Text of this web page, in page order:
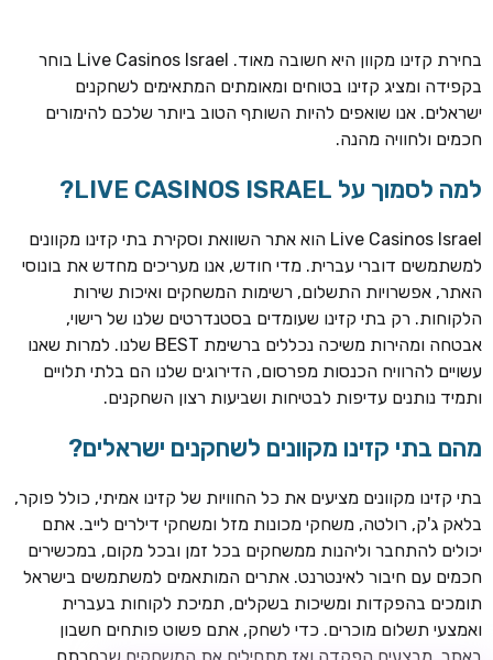
חבילת קבלת פנים: בונוס 100% עד 300€ + 100 ספיני בונוס על
ההפקדה הראשונה
CASOO
בונוס מתגלגל עד 2,000 ₪ + 200 ספינים חינם לשחקנים
חדשים
ROYSPINS
חינם על ההפקדות הראשונות
בחירת קזינו מקוון היא חשובה מאוד. Live Casinos Israel בוחר
בקפידה ומציג קזינו בטוחים ומאומתים המתאימים לשחקנים
ישראלים. אנו שואפים להיות השותף הטוב ביותר שלכם להימורים
חכמים ולחוויה מהנה.
למה לסמוך על LIVE CASINOS ISRAEL?
Live Casinos Israel הוא אתר השוואת וסקירת בתי קזינו מקוונים
למשתמשים דוברי עברית. מדי חודש, אנו מעריכים מחדש את בונוסי
האתר, אפשרויות התשלום, רשימות המשחקים ואיכות שירות
הלקוחות. רק בתי קזינו שעומדים בסטנדרטים שלנו של רישוי,
אבטחה ומהירות משיכה נכללים ברשימת BEST שלנו. למרות שאנו
עשויים להרוויח הכנסות מפרסום, הדירוגים שלנו הם בלתי תלויים
ותמיד נותנים עדיפות לבטיחות ושביעות רצון השחקנים.
מהם בתי קזינו מקוונים לשחקנים ישראלים?
בתי קזינו מקוונים מציעים את כל החוויות של קזינו אמיתי, כולל פוקר,
בלאק ג'ק, רולטה, משחקי מכונות מזל ומשחקי דילרים לייב. אתם
יכולים להתחבר וליהנות ממשחקים בכל זמן ובכל מקום, במכשירים
חכמים עם חיבור לאינטרנט. אתרים המותאמים למשתמשים בישראל
תומכים בהפקדות ומשיכות בשקלים, תמיכת לקוחות בעברית
ואמצעי תשלום מוכרים. כדי לשחק, אתם פשוט פותחים חשבון